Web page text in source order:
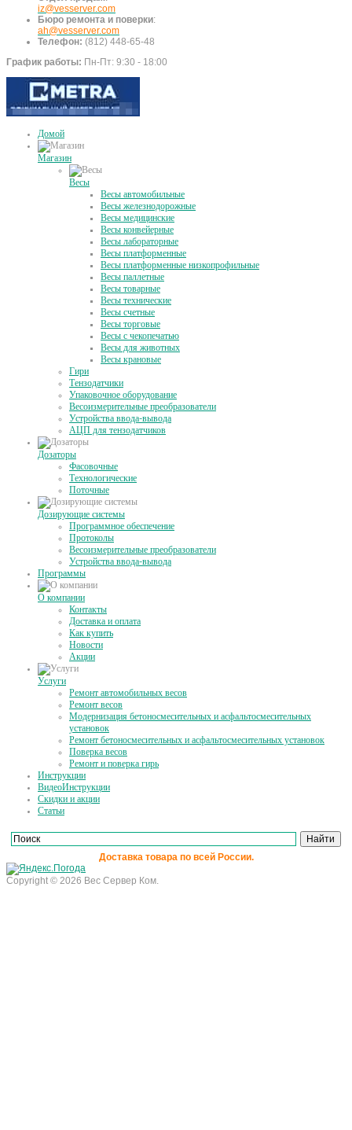
iz@vesserver.com
Бюро ремонта и поверки:
ah@vesserver.com
Телефон: (812) 448-65-48
График работы: Пн-Пт: 9:30 - 18:00
Домой
Магазин
Весы
Весы автомобильные
Весы железнодорожные
Весы медицинские
Весы конвейерные
Весы лабораторные
Весы платформенные
Весы платформенные низкопрофильные
Весы паллетные
Весы товарные
Весы технические
Весы счетные
Весы торговые
Весы с чекопечатью
Весы для животных
Весы крановые
Гири
Тензодатчики
Упаковочное оборудование
Весоизмерительные преобразователи
Устройства ввода-вывода
АЦП для тензодатчиков
Дозаторы
Фасовочные
Технологические
Поточные
Дозирующие системы
Программное обеспечение
Протоколы
Весоизмерительные преобразователи
Устройства ввода-вывода
Программы
О компании
Контакты
Доставка и оплата
Как купить
Новости
Акции
Услуги
Ремонт автомобильных весов
Ремонт весов
Модернизация бетоносмесительных и асфальтосмесительных
установок
Ремонт бетоносмесительных и асфальтосмесительных установок
Поверка весов
Ремонт и поверка гирь
Инструкции
ВидеоИнструкции
Скидки и акции
Статьи
Доставка товара по всей России.
Copyright © 2026 Вес Сервер Ком.